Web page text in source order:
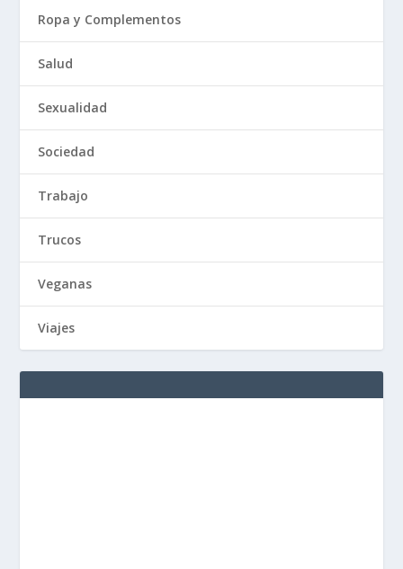
Ropa y Complementos
Salud
Sexualidad
Sociedad
Trabajo
Trucos
Veganas
Viajes